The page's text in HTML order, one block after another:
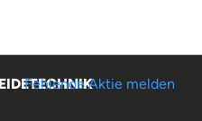
Fehlende Aktie melden